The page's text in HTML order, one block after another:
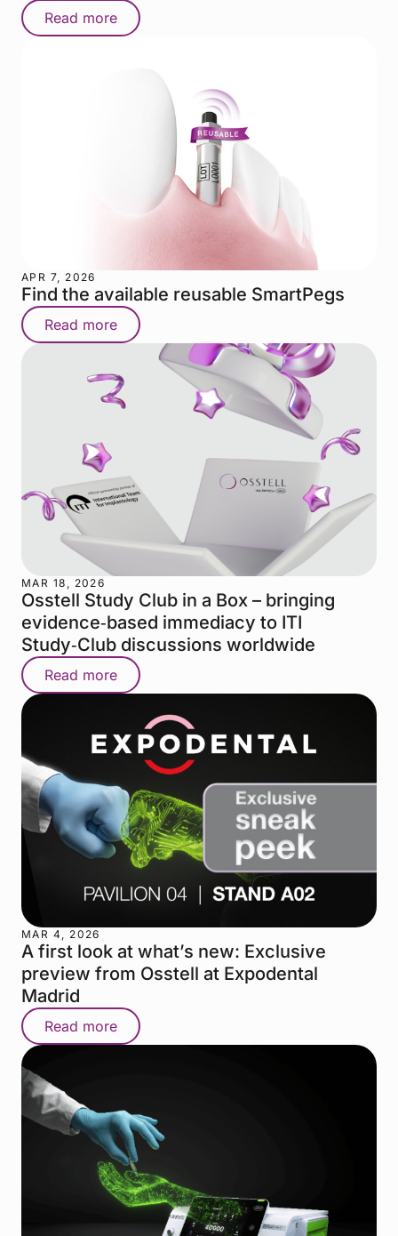
Read more
APR 7, 2026
Find the available reusable SmartPegs
Read more
MAR 18, 2026
Osstell Study Club in a Box – bringing
evidence‑based immediacy to ITI
Study‑Club discussions worldwide
Read more
MAR 4, 2026
A first look at what’s new: Exclusive
preview from Osstell at Expodental
Madrid
Read more